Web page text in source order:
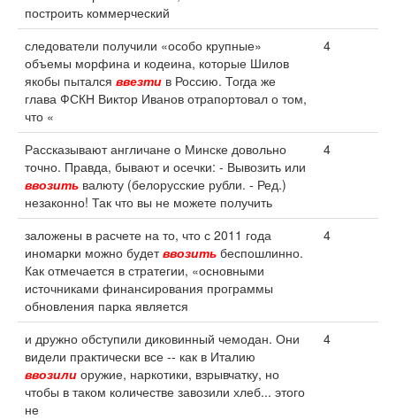
построить коммерческий
следователи получили «особо крупные»
объемы морфина и кодеина, которые Шилов
якобы пытался ввезти в Россию. Тогда же
глава ФСКН Виктор Иванов отрапортовал о том,
что «
4
Рассказывают англичане о Минске довольно
точно. Правда, бывают и осечки: - Вывозить или
ввозить валюту (белорусские рубли. - Ред.)
незаконно! Так что вы не можете получить
4
заложены в расчете на то, что с 2011 года
иномарки можно будетввозить беспошлинно.
Как отмечается в стратегии, «основными
источниками финансирования программы
обновления парка является
4
и дружно обступили диковинный чемодан. Они
видели практически все -- как в Италию
ввозили оружие, наркотики, взрывчатку, но
чтобы в таком количестве завозили хлеб... этого
не
4